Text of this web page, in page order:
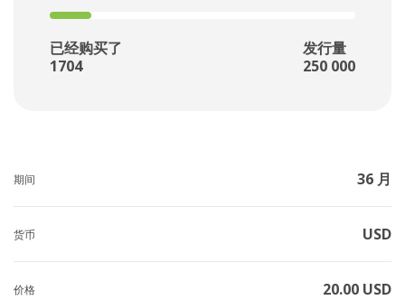
已经购买了
1704
发行量
250 000
期间 36 月
货币 USD
价格 20.00 USD